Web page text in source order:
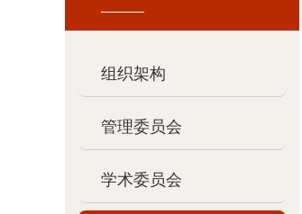
组织架构
管理委员会
学术委员会